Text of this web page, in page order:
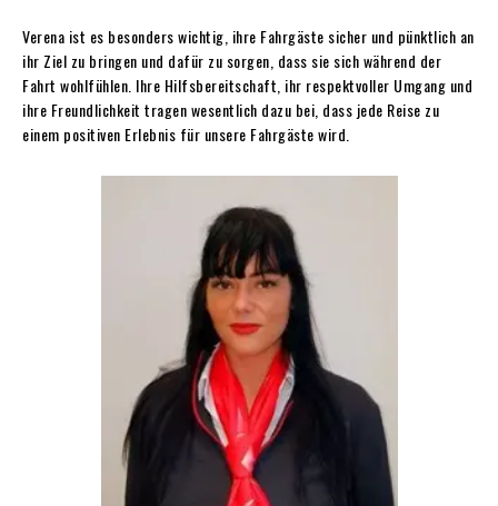
Verena ist es besonders wichtig, ihre Fahrgäste sicher und pünktlich an
ihr Ziel zu bringen und dafür zu sorgen, dass sie sich während der
Fahrt wohlfühlen. Ihre Hilfsbereitschaft, ihr respektvoller Umgang und
ihre Freundlichkeit tragen wesentlich dazu bei, dass jede Reise zu
einem positiven Erlebnis für unsere Fahrgäste wird.